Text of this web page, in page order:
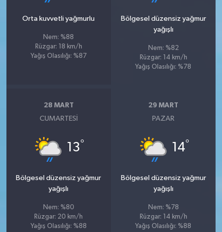
Orta kuvvetli yağmurlu
Nem: %88
Rüzgar: 18 km/h
Yağış Olasılığı: %87
Bölgesel düzensiz yağmur
yağışlı
Nem: %82
Rüzgar: 14 km/h
Yağış Olasılığı: %78
28 MART
CUMARTESI
13°
Bölgesel düzensiz yağmur
yağışlı
Nem: %80
Rüzgar: 20 km/h
Yağış Olasılığı: %88
29 MART
PAZAR
14°
Bölgesel düzensiz yağmur
yağışlı
Nem: %78
Rüzgar: 14 km/h
Yağış Olasılığı: %88